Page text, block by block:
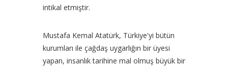
intikal etmiştir.
Mustafa Kemal Atatürk, Türkiye'yi bütün
kurumları ile çağdaş uygarlığın bir üyesi
yapan, insanlık tarihine mal olmuş büyük bir